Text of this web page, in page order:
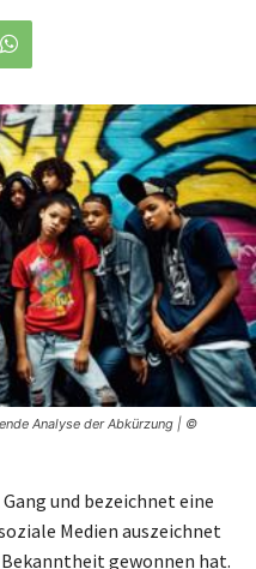
Analyse der Abkürzung | ©
und bezeichnet eine
Medien auszeichnet
gewonnen hat.